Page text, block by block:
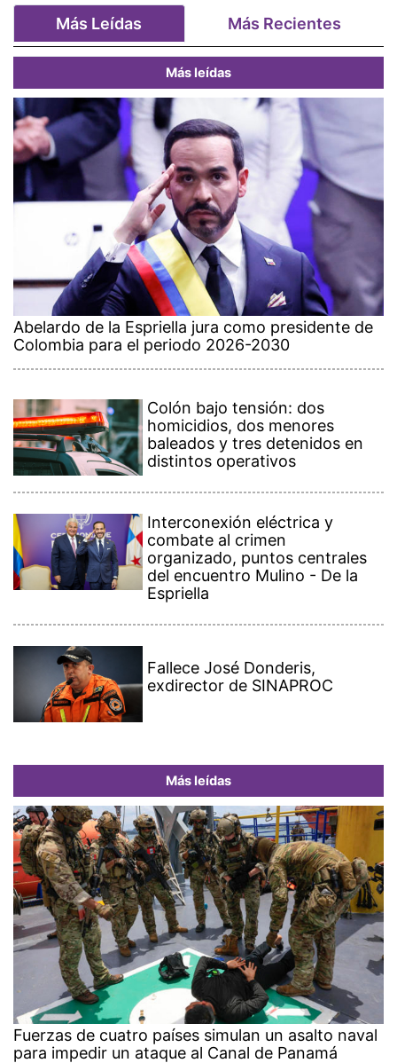
Más Leídas Más Recientes
Más leídas
Abelardo de la Espriella jura como presidente de
Colombia para el periodo 2026-2030
Colón bajo tensión: dos
homicidios, dos menores
baleados y tres detenidos en
distintos operativos
Interconexión eléctrica y
combate al crimen
organizado, puntos centrales
del encuentro Mulino - De la
Espriella
Fallece José Donderis,
exdirector de SINAPROC
Más leídas
Fuerzas de cuatro países simulan un asalto naval
para impedir un ataque al Canal de Panamá